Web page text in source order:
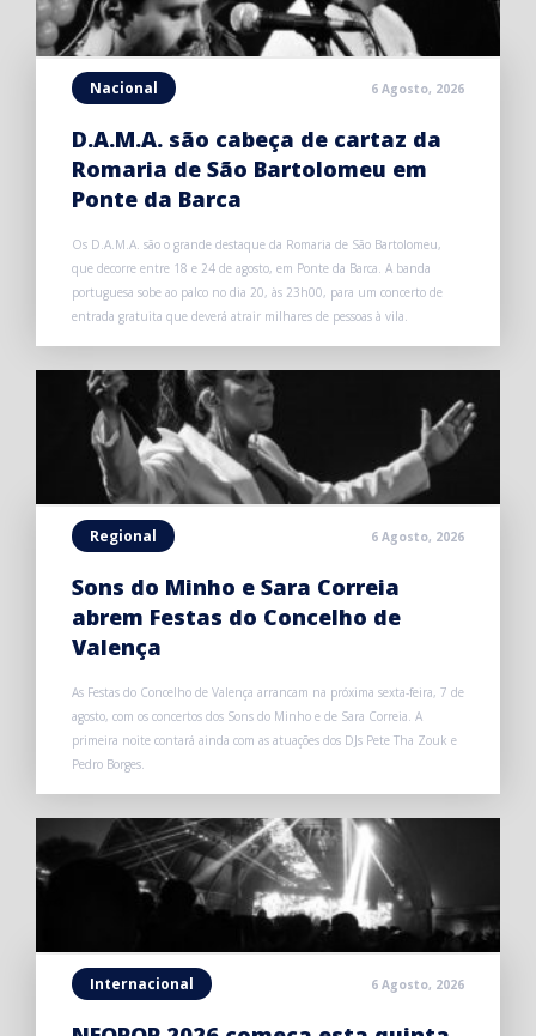
Nacional 6 Agosto, 2026
D.A.M.A. são cabeça de cartaz da
Romaria de São Bartolomeu em
Ponte da Barca
Os D.A.M.A. são o grande destaque da Romaria de São Bartolomeu,
que decorre entre 18 e 24 de agosto, em Ponte da Barca. A banda
portuguesa sobe ao palco no dia 20, às 23h00, para um concerto de
entrada gratuita que deverá atrair milhares de pessoas à vila.
Regional 6 Agosto, 2026
Sons do Minho e Sara Correia
abrem Festas do Concelho de
Valença
As Festas do Concelho de Valença arrancam na próxima sexta-feira, 7 de
agosto, com os concertos dos Sons do Minho e de Sara Correia. A
primeira noite contará ainda com as atuações dos DJs Pete Tha Zouk e
Pedro Borges.
Internacional 6 Agosto, 2026